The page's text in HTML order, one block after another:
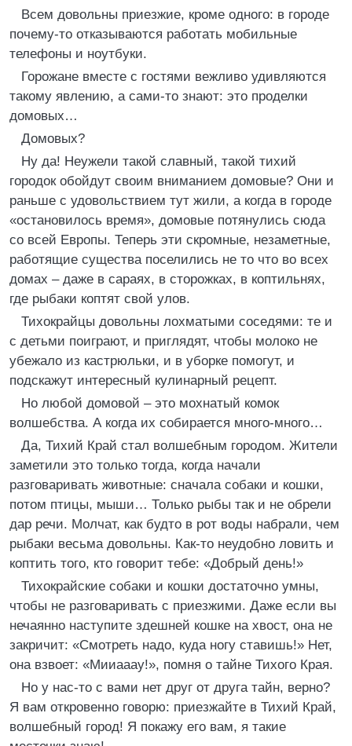
Всем довольны приезжие, кроме одного: в городе
почему-то отказываются работать мобильные
телефоны и ноутбуки.
Горожане вместе с гостями вежливо удивляются
такому явлению, а сами-то знают: это проделки
домовых…
Домовых?
Ну да! Неужели такой славный, такой тихий
городок обойдут своим вниманием домовые? Они и
раньше с удовольствием тут жили, а когда в городе
«остановилось время», домовые потянулись сюда
со всей Европы. Теперь эти скромные, незаметные,
работящие существа поселились не то что во всех
домах – даже в сараях, в сторожках, в коптильнях,
где рыбаки коптят свой улов.
Тихокрайцы довольны лохматыми соседями: те и
с детьми поиграют, и приглядят, чтобы молоко не
убежало из кастрюльки, и в уборке помогут, и
подскажут интересный кулинарный рецепт.
Но любой домовой – это мохнатый комок
волшебства. А когда их собирается много-много…
Да, Тихий Край стал волшебным городом. Жители
заметили это только тогда, когда начали
разговаривать животные: сначала собаки и кошки,
потом птицы, мыши… Только рыбы так и не обрели
дар речи. Молчат, как будто в рот воды набрали, чем
рыбаки весьма довольны. Как-то неудобно ловить и
коптить того, кто говорит тебе: «Добрый день!»
Тихокрайские собаки и кошки достаточно умны,
чтобы не разговаривать с приезжими. Даже если вы
нечаянно наступите здешней кошке на хвост, она не
закричит: «Смотреть надо, куда ногу ставишь!» Нет,
она взвоет: «Мииааау!», помня о тайне Тихого Края.
Но у нас-то с вами нет друг от друга тайн, верно?
Я вам откровенно говорю: приезжайте в Тихий Край,
волшебный город! Я покажу его вам, я такие